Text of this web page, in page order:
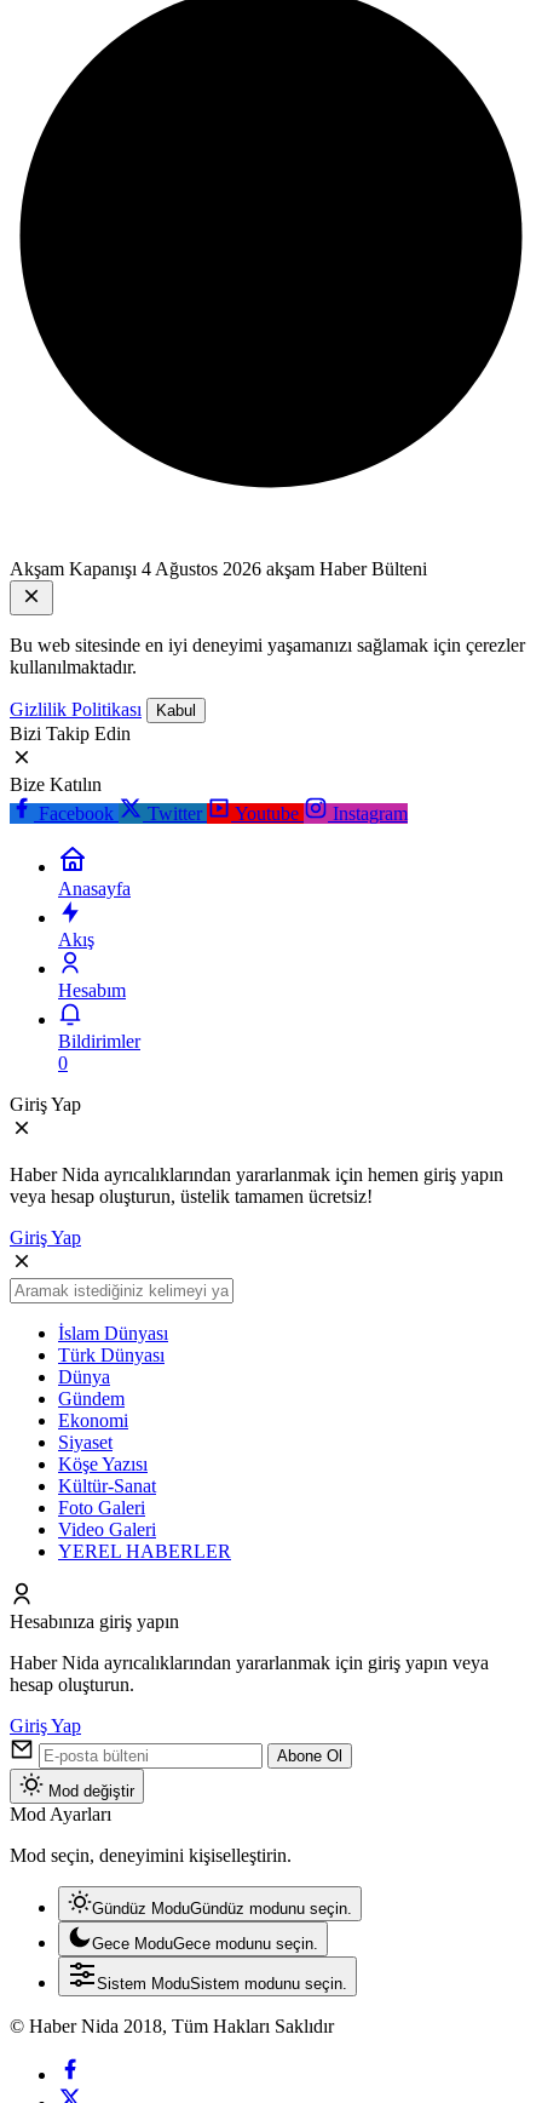
Akşam Kapanışı 4 Ağustos 2026 akşam Haber Bülteni
Bu web sitesinde en iyi deneyimi yaşamanızı sağlamak için çerezler
kullanılmaktadır.
Gizlilik Politikası Kabul
Bizi Takip Edin
Bize Katılın
Facebook
Twitter Youtube Instagram
Anasayfa
Akış
Hesabım
Bildirimler
0
Giriş Yap
Haber Nida ayrıcalıklarından yararlanmak için hemen giriş yapın
veya hesap oluşturun, üstelik tamamen ücretsiz!
Giriş Yap
İslam Dünyası
Türk Dünyası
Dünya
Gündem
Ekonomi
Siyaset
Köşe Yazısı
Kültür-Sanat
Foto Galeri
Video Galeri
YEREL HABERLER
Hesabınıza giriş yapın
Haber Nida ayrıcalıklarından yararlanmak için giriş yapın veya
hesap oluşturun.
Giriş Yap
Abone Ol
Mod değiştir
Mod Ayarları
Mod seçin, deneyimini kişiselleştirin.
Gündüz ModuGündüz modunu seçin.
Gece ModuGece modunu seçin.
Sistem ModuSistem modunu seçin.
© Haber Nida 2018, Tüm Hakları Saklıdır